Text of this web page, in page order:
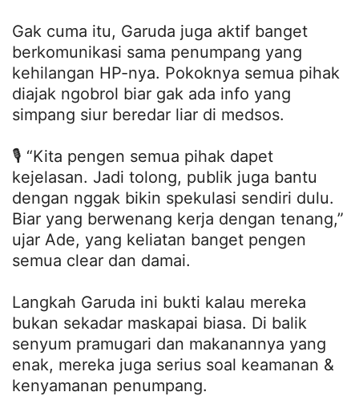
Gak cuma itu, Garuda juga aktif banget
berkomunikasi sama penumpang yang
kehilangan HP-nya. Pokoknya semua pihak
diajak ngobrol biar gak ada info yang
simpang siur beredar liar di medsos.
🎙️ “Kita pengen semua pihak dapet
kejelasan. Jadi tolong, publik juga bantu
dengan nggak bikin spekulasi sendiri dulu.
Biar yang berwenang kerja dengan tenang,”
ujar Ade, yang keliatan banget pengen
semua clear dan damai.
Langkah Garuda ini bukti kalau mereka
bukan sekadar maskapai biasa. Di balik
senyum pramugari dan makanannya yang
enak, mereka juga serius soal keamanan &
kenyamanan penumpang.